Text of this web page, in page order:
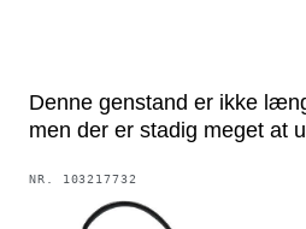
Denne genstand er ikke
men der er stadig meget at
NR. 103217732